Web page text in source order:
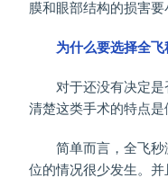
膜和眼部结构的损害要
为什么要选择全飞
对于还没有决定是
清楚这类手术的特点是
简单而言，全飞秒
位的情况很少发生。